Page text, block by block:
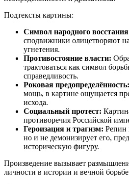
Подтексты картины:
Символ народного
сподвижники олицетворяют
угнетения.
Противостояние власти:
трактоваться как символ
справедливость.
Роковая предопределённость:
мощь, в картине ощущается
исхода.
Социальный протест:
противоречия Российской
Героизация и трагизм: Репин
но и не демонизирует его,
историческую фигуру.
Произведение вызывает
личности в истории и вечной борьбе